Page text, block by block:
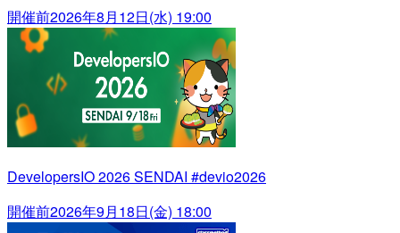
開催前2026年8月12日(水) 19:00
DevelopersIO 2026 SENDAI #devio2026
開催前2026年9月18日(金) 18:00